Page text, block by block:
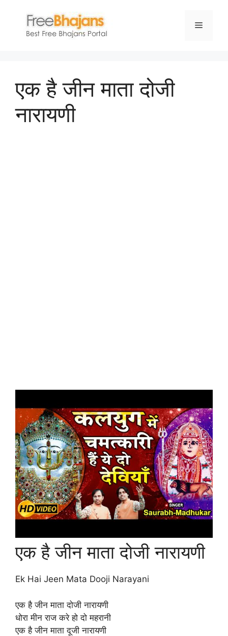
content
Menu
एक है जीन माता दोजी
नारायणी
एक है जीन माता दोजी नारायणी
Ek Hai Jeen Mata Dooji Narayani
एक है जीन माता दोजी नारायणी
धोरा मीन राज करे हो दो महरानी
एक है जीन माता दूजी नारायणी